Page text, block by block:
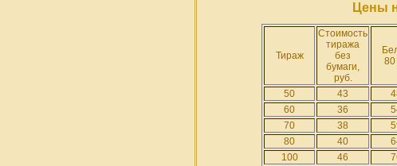
Цены
Тираж
Стоимость
тиража
без
бумаги,
руб.
80
50 43
60
36
70
38
80
40
100
46